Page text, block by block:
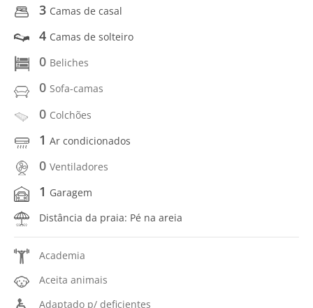
3 Camas de casal
4 Camas de solteiro
0 Beliches
0 Sofa-camas
0 Colchões
1 Ar condicionados
0 Ventiladores
1 Garagem
Distância da praia: Pé na areia
Academia
Aceita animais
Adaptado p/ deficientes